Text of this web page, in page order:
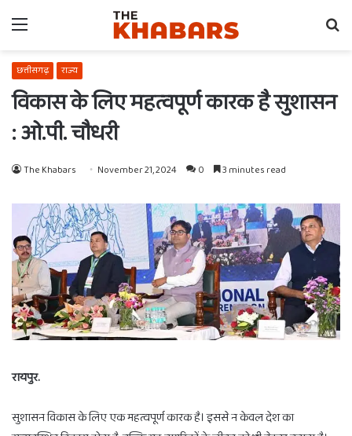
Menu
छत्तीसगढ़ राज्य
विकास के लिए महत्वपूर्ण कारक है सुशासन
: ओ.पी. चौधरी
The Khabars November 21, 2024 0 3 minutes read
रायपुर.
सुशासन विकास के लिए एक महत्वपूर्ण कारक है। इससे न केवल देश का